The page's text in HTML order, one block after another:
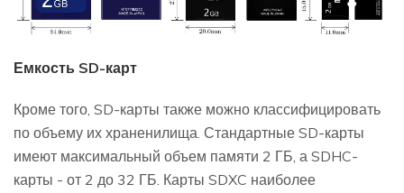
Емкость SD-карт
Кроме того, SD-карты также можно классифицировать
по объему их храненилища. Стандартные SD-карты
имеют максимальный объем памяти 2 ГБ, а SDHC-
карты - от 2 до 32 ГБ. Карты SDXC наиболее